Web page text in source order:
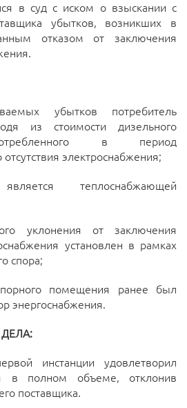
в суд с иском о взыскании с
убытков, возникших в
отказом от заключения
убытков потребитель
из стоимости дизельного
в период
электроснабжения;
теплоснабжающей
уклонения от заключения
установлен в рамках
спора;
помещения ранее был
энергоснабжения.
инстанции удовлетворил
в полном объеме, отклонив
поставщика.